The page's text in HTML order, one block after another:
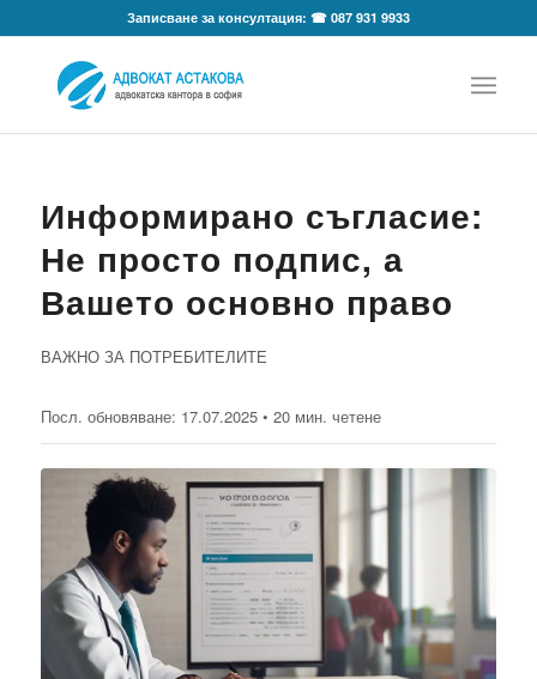
Записване за консултация: ☎ 087 931 9933
Информирано съгласие:
Не просто подпис, а
Вашето основно право
ВАЖНО ЗА ПОТРЕБИТЕЛИТЕ
Посл. обновяване: 17.07.2025• 20 мин. четене